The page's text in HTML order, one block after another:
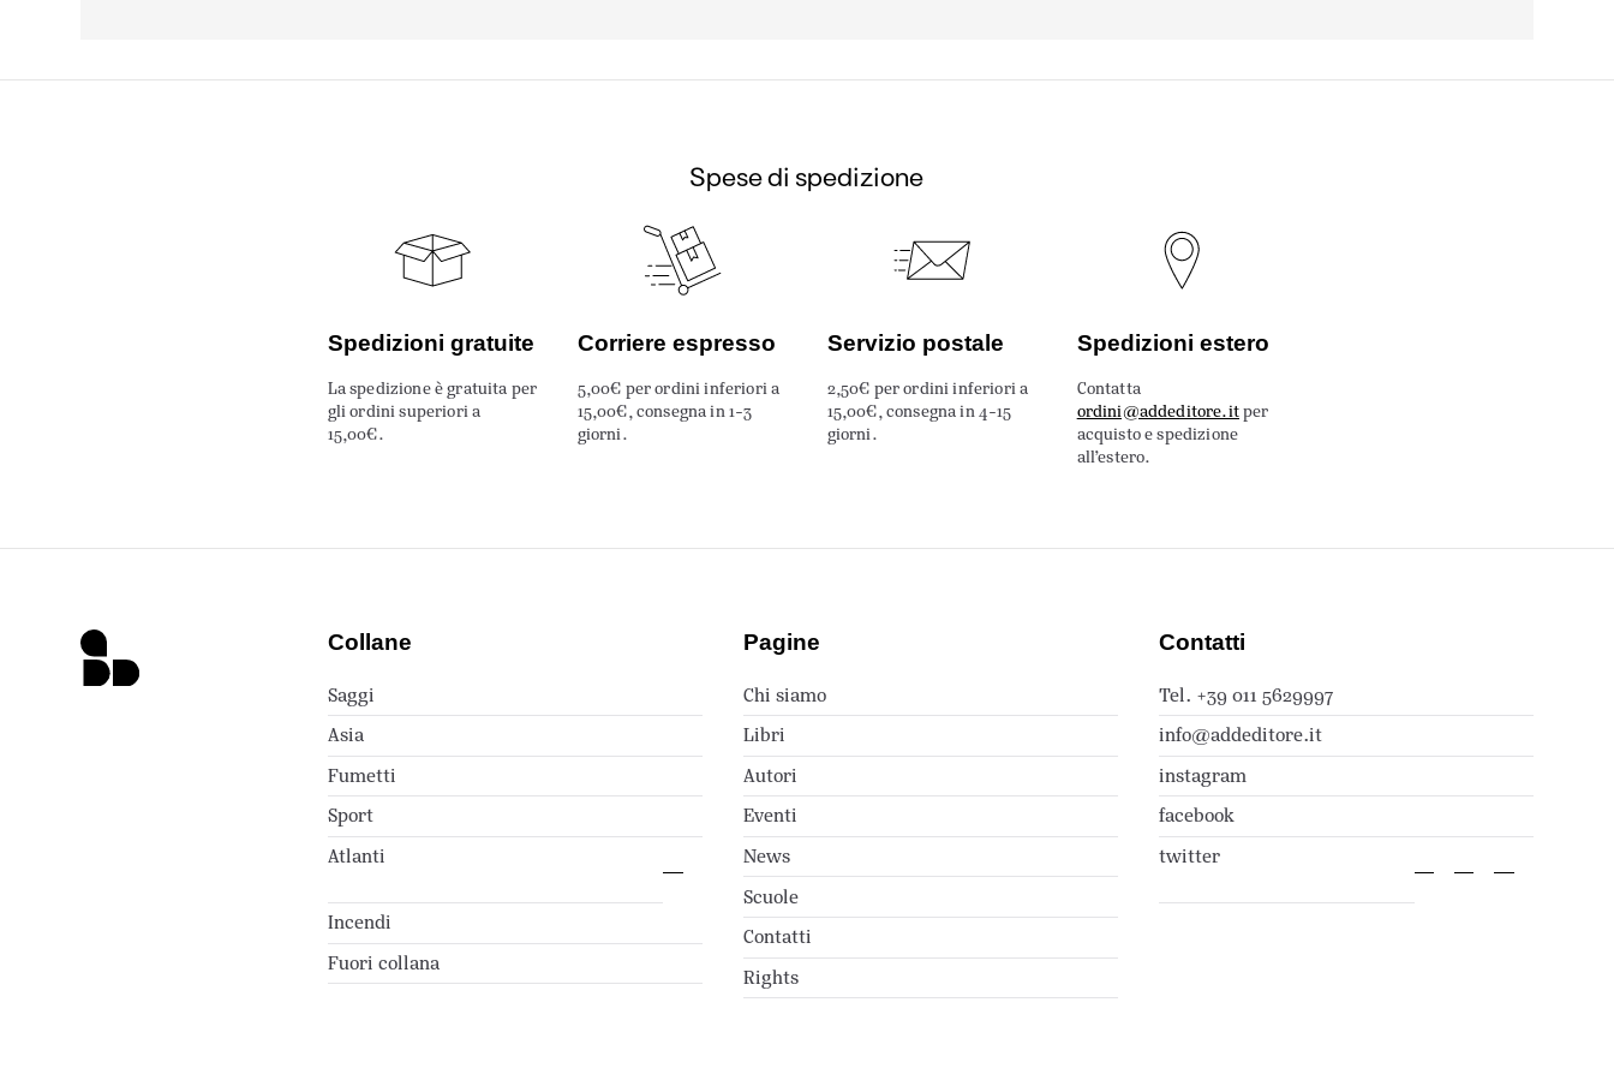
Spese di spedizione
Spedizioni gratuite
La spedizione è gratuita per
gli ordini superiori a
15,00€.
Corriere espresso
5,00€ per ordini inferiori a
15,00€, consegna in 1-3
giorni.
Servizio postale
2,50€ per ordini inferiori a
15,00€, consegna in 4-15
giorni.
Spedizioni estero
Contatta
ordini@addeditore.itper
acquisto e spedizione
all’estero.
Collane
Saggi
Asia
Fumetti
Sport
Atlanti
Incendi
Fuori collana
Pagine
Chi siamo
Libri
Autori
Eventi
News
Scuole
Contatti
Rights
Contatti
Tel. +39 011 5629997
info@addeditore.it
instagram
facebook
twitter